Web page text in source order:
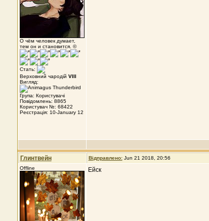
О чём человек думает,
тем он и становится. ©
Стать:
Верховний чародій VIII
Вигляд:
Група: Користувачі
Повідомлень: 8865
Користувач №: 68422
Реєстрація: 10-January 12
Глинтвейн Відправлено: Jun 21 2018, 20:56
Offline
Ейск